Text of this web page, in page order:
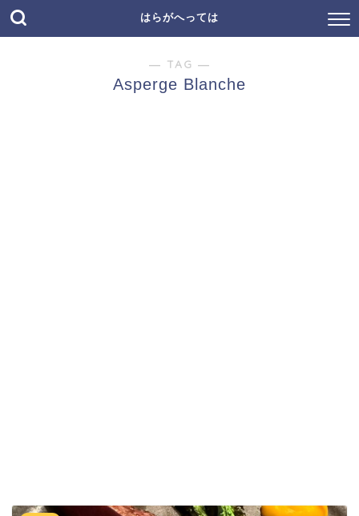
はらがへっては
― TAG ―
Asperge Blanche